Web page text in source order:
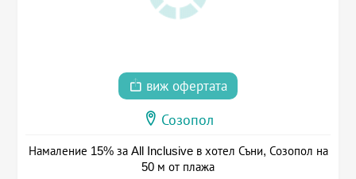
виж офертата
Созопол
Намаление 15% за All Inclusive в хотел Съни, Созопол на
50 м от плажа